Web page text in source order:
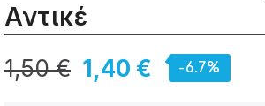
Αντικέ
1,40 €
1,50 € -6.7%